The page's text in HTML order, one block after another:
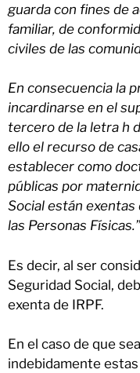
guarda con fines de
familiar, de
civiles de las
En consecuencia la
incardinarse en el
tercero de la letra h
ello el recurso de
establecer como
públicas por
Social están
las Personas Físicas.”
Es decir, al ser
Seguridad Social,
exenta de IRPF.
En el caso de que
indebidamente